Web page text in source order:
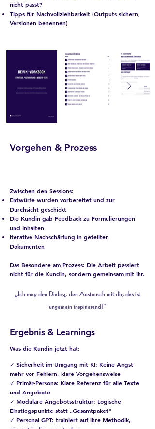
nicht passt?
Tipps für Nachvollziehbarkeit (Outputs sichern,
Versionen benennen)
Vorgehen & Prozess
Zwischen den Sessions:
Entwürfe wurden vorbereitet und zur
Durchsicht geschickt
Die Kundin gab Feedback zu Formulierungen
und Inhalten
Iterative Nachschärfung in geteilten
Dokumenten
Das Besondere am Prozess: Die Arbeit passiert
nicht für die Kundin, sondern gemeinsam mit ihr.
„Ich mag den Dialog, den Austausch mit dir, das ist
ungemein inspirierend!"
Ergebnis & Learnings
Was die Kundin jetzt hat:
✓ Sicherheit im Umgang mit KI: Keine Angst
mehr vor Fehlern, klare Vorgehensweise
✓ Primär-Persona: Klare Referenz für alle Texte
und Angebote
✓ Modulare Angebotsstruktur: Logische
Einstiegspunkte statt „Gesamtpaket"
✓ Personal GPT: trainiert auf ihre Methodik,